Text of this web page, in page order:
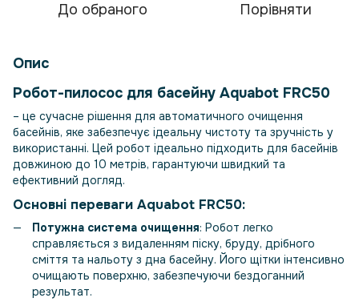
До обраного Порівняти
Опис
Робот-пилосос для басейну Aquabot FRC50
– це сучасне рішення для автоматичного очищення
басейнів, яке забезпечує ідеальну чистоту та зручність у
використанні. Цей робот ідеально підходить для басейнів
довжиною до 10 метрів, гарантуючи швидкий та
ефективний догляд.
Основні переваги Aquabot FRC50:
Потужна система очищення: Робот легко
справляється з видаленням піску, бруду, дрібного
сміття та нальоту з дна басейну. Його щітки інтенсивно
очищають поверхню, забезпечуючи бездоганний
результат.